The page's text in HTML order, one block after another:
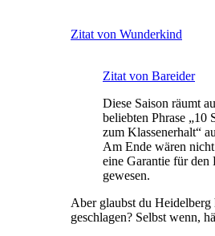
Zitat von Wunderkind
Zitat von Bareider
Diese Saison räumt
beliebten Phrase „10
zum Klassenerhalt“
Am Ende wären
eine Garantie für den
gewesen.
Aber glaubst du Heidelberg
geschlagen? Selbst wenn,